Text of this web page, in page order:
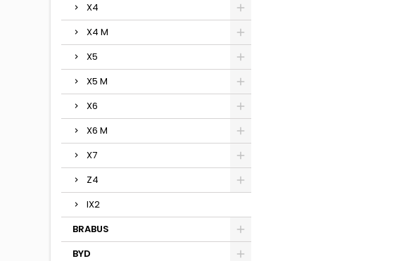
X4
X4 M
X5
X5 M
X6
X6 M
X7
Z4
IX2
BRABUS
BYD